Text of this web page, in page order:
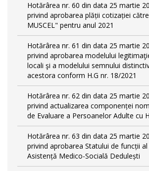
Hotărârea nr. 60 din data 25 martie
privind aprobarea plății cotizației
MUSCEL" pentru anul 2021
Hotărârea nr. 61 din data 25 martie
privind aprobarea modelului
locali şi a modelului semnului
acestora conform H.G nr. 18/2021
Hotărârea nr. 62 din data 25 martie
privind actualizarea componenței
de Evaluare a Persoanelor Adulte cu
Hotărârea nr. 63 din data 25 martie
privind aprobarea Statului de funcții
Asistență Medico-Socială Dedulești